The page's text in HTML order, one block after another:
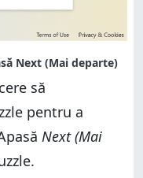
să
pentru a
Next (Mai